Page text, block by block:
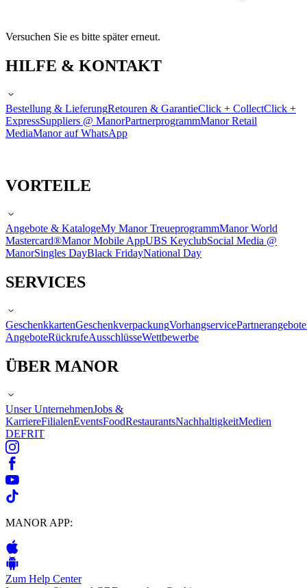
Versuchen Sie es bitte später erneut.
HILFE & KONTAKT
Bestellung & LieferungRetouren & GarantieClick + CollectClick +
ExpressSuppliers @ ManorPartnerprogrammManor Retail
MediaManor auf WhatsApp
VORTEILE
Angebote & KatalogeMy Manor TreueprogrammManor World
Mastercard®Manor Mobile AppUBS KeyclubSocial Media @
ManorSingles DayBlack FridayNational Day
SERVICES
GeschenkkartenGeschenkverpackungVorhangservicePartnerangebote
AngeboteRückrufeAusschlüsseWettbewerbe
ÜBER MANOR
Unser UnternehmenJobs &
KarriereFilialenEventsFoodRestaurantsNachhaltigkeitMedien
DEFRIT
MANOR APP:
Zum Help Center